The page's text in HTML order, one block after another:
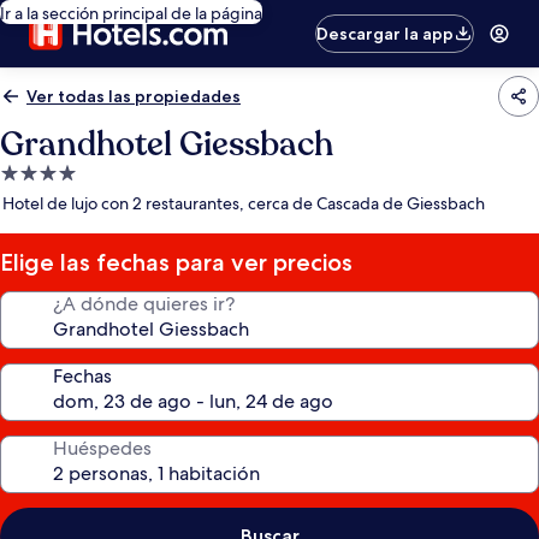
Ir a la sección principal de la página
Descargar la app
Ver todas las propiedades
Grandhotel Giessbach
Propiedad
de
estrellas
Hotel de lujo con 2 restaurantes, cerca de Cascada de Giessbach
Elige las fechas para ver precios
¿A dónde quieres ir?
Fechas
Huéspedes